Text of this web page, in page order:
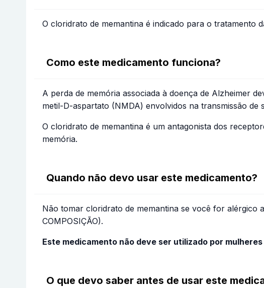
O cloridrato de memantina é indicado para o tratamento
Como este medicamento funciona?
A perda de memória associada à doença de Alzheimer
metil-D-aspartato (NMDA) envolvidos na transmissão
O cloridrato de memantina é um antagonista dos
memória.
Quando não devo usar este medicamento?
Não tomar cloridrato de memantina se você for
COMPOSIÇÃO).
Este medicamento não deve ser utilizado por
O que devo saber antes de usar este